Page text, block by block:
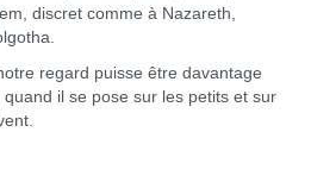
discret comme à Nazareth,
regard puisse être davantage
il se pose sur les petits et sur